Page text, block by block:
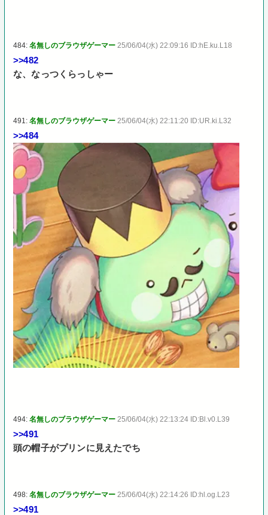
484:名無しのブラウザゲーマー 25/06/04(水) 22:09:16 ID:hE.ku.L18
>>482
な、なっつくらっしゃー
491:名無しのブラウザゲーマー 25/06/04(水) 22:11:20 ID:UR.ki.L32
>>484
494:名無しのブラウザゲーマー 25/06/04(水) 22:13:24 ID:Bl.v0.L39
>>491
頭の帽子がプリンに見えたでち
498:名無しのブラウザゲーマー 25/06/04(水) 22:14:26 ID:hl.og.L23
>>491